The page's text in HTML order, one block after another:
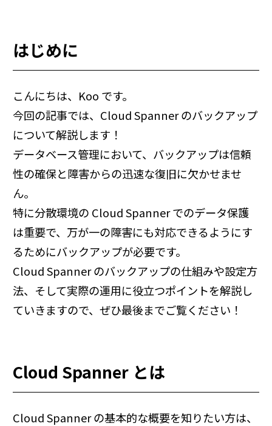
はじめに
こんにちは、Koo です。
今回の記事では、Cloud Spanner のバックアップ
について解説します！
データベース管理において、バックアップは信頼
性の確保と障害からの迅速な復旧に欠かせませ
ん。
特に分散環境の Cloud Spanner でのデータ保護
は重要で、万が一の障害にも対応できるようにす
るためにバックアップが必要です。
Cloud Spanner のバックアップの仕組みや設定方
法、そして実際の運用に役立つポイントを解説し
ていきますので、ぜひ最後までご覧ください！
Cloud Spanner とは
Cloud Spanner の基本的な概要を知りたい方は、